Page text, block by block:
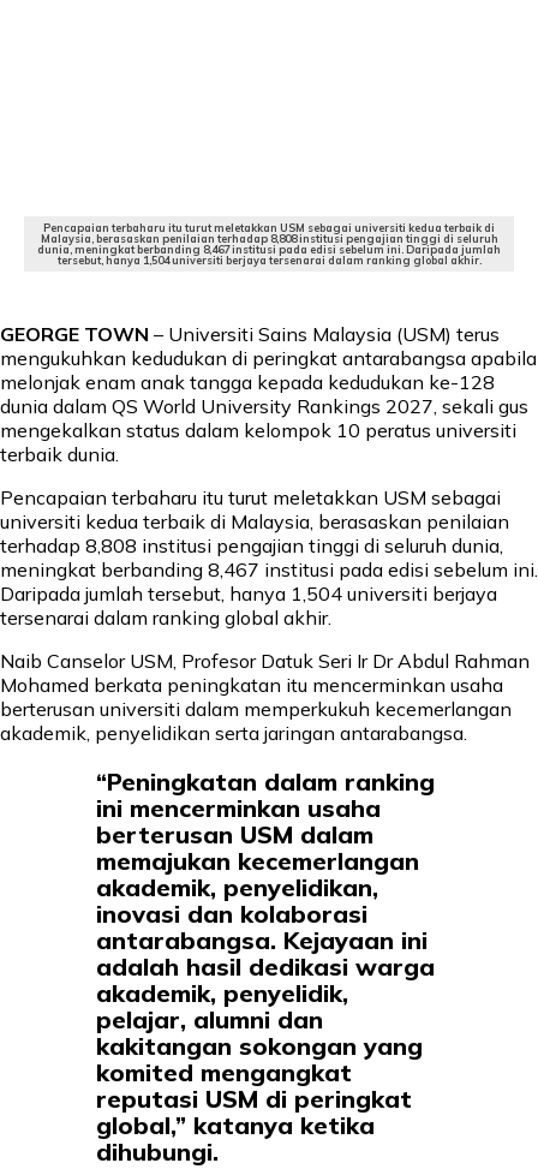
Pencapaian terbaharu itu turut meletakkan USM sebagai universiti kedua terbaik di
Malaysia, berasaskan penilaian terhadap 8,808 institusi pengajian tinggi di seluruh
dunia, meningkat berbanding 8,467 institusi pada edisi sebelum ini. Daripada jumlah
tersebut, hanya 1,504 universiti berjaya tersenarai dalam ranking global akhir.
GEORGE TOWN – Universiti Sains Malaysia (USM) terus
mengukuhkan kedudukan di peringkat antarabangsa apabila
melonjak enam anak tangga kepada kedudukan ke-128
dunia dalam QS World University Rankings 2027, sekali gus
mengekalkan status dalam kelompok 10 peratus universiti
terbaik dunia.
Pencapaian terbaharu itu turut meletakkan USM sebagai
universiti kedua terbaik di Malaysia, berasaskan penilaian
terhadap 8,808 institusi pengajian tinggi di seluruh dunia,
meningkat berbanding 8,467 institusi pada edisi sebelum ini.
Daripada jumlah tersebut, hanya 1,504 universiti berjaya
tersenarai dalam ranking global akhir.
Naib Canselor USM, Profesor Datuk Seri Ir Dr Abdul Rahman
Mohamed berkata peningkatan itu mencerminkan usaha
berterusan universiti dalam memperkukuh kecemerlangan
akademik, penyelidikan serta jaringan antarabangsa.
“Peningkatan dalam ranking
ini mencerminkan usaha
berterusan USM dalam
memajukan kecemerlangan
akademik, penyelidikan,
inovasi dan kolaborasi
antarabangsa. Kejayaan ini
adalah hasil dedikasi warga
akademik, penyelidik,
pelajar, alumni dan
kakitangan sokongan yang
komited mengangkat
reputasi USM di peringkat
global,” katanya ketika
dihubungi.